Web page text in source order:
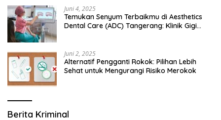
Juni 4, 2025
Temukan Senyum Terbaikmu di Aesthetics
Dental Care (ADC) Tangerang: Klinik Gigi
Juni 2, 2025
Alternatif Pengganti Rokok: Pilihan Lebih
Sehat untuk Mengurangi Risiko Merokok
Berita Kriminal